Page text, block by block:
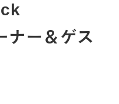
ー＆ゲス